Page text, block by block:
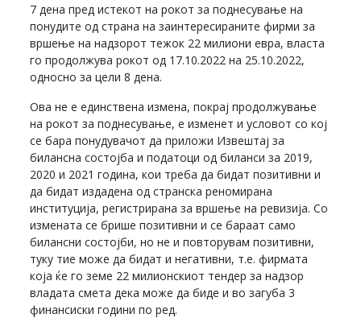
7 дена пред истекот на рокот за поднесување на
понудите од страна на заинтересираните фирми за
вршење на надзорот тежок 22 милиони евра, власта
го продолжува рокот од 17.10.2022 на 25.10.2022,
односно за цели 8 дена.
Ова не е единствена измена, покрај продолжување
на рокот за поднесување, е изменет и условот со кој
се бара понудувачот да приложи Извештај за
билансна состојба и податоци од биланси за 2019,
2020 и 2021 година, кои треба да бидат позитивни и
да бидат издадена од странска реномирана
институција, регистрирана за вршење на ревизија. Со
измената се брише позитивни и се бараат само
билансни состојби, но не и повторувам позитивни,
туку тие може да бидат и негативни, т.е. фирмата
која ќе го земе 22 милионскиот тендер за надзор
владата смета дека може да биде и во загуба 3
финансиски години по ред.